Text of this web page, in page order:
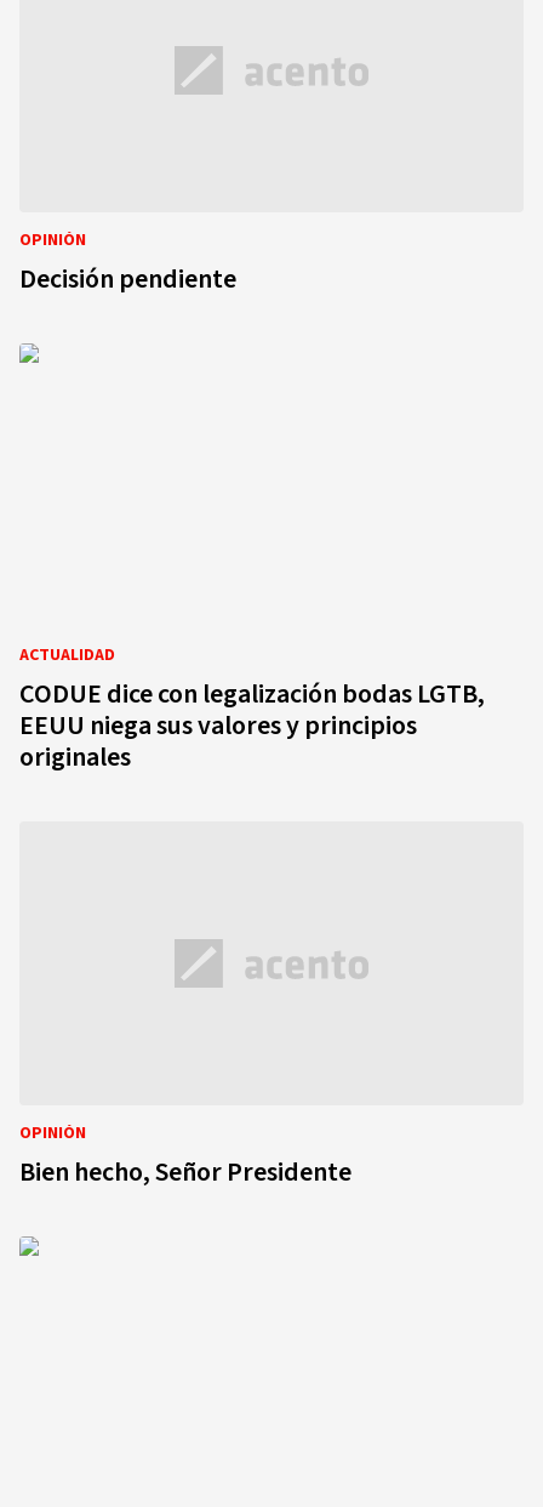
OPINIÓN
Decisión pendiente
ACTUALIDAD
CODUE dice con legalización bodas LGTB,
EEUU niega sus valores y principios
originales
OPINIÓN
Bien hecho, Señor Presidente